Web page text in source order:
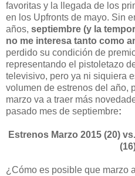
favoritas y la llegada de los
en los Upfronts de mayo. Sin
años, septiembre (y la
no me interesa tanto como
perdido su condición de
representando el pistoletazo
televisivo, pero ya ni siquiera
volumen de estrenos del año,
marzo va a traer más
pasado mes de septiembre:
Estrenos Marzo 2015 (20)
¿Cómo es posible que marzo